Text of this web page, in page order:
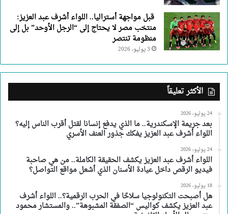
قبل مواجهة أستراليا.. اللواء أشرف عبد العزيز:
منتخب مصر لا يحتاج إلى “الرجل الأوحد” بل إلى
منظومة تنتصر
3 يوليو، 2026
الأكثر تعليقاً
24 يوليو، 2026
بعد جريمة الإسكندرية.. ما الذي يدفع إنسانا لقتل أقرب الناس إليه؟
اللواء أشرف عبد العزيز يفكك جذور العنف الأسري
24 يوليو، 2026
اللواء أشرف عبد العزيز يكشف الحقيقة الكاملة.. من هي صاحبة
فيديو الرقص داخل عيادة الأسنان الذي أشعل مواقع التواصل؟
18 يوليو، 2026
هل أصبحت التكنولوجيا سلاحًا في الحرب الرقمية؟.. اللواء أشرف
عبد العزيز يكشف كواليس “الصفقة المشبوهة”.. والمستشار محمود